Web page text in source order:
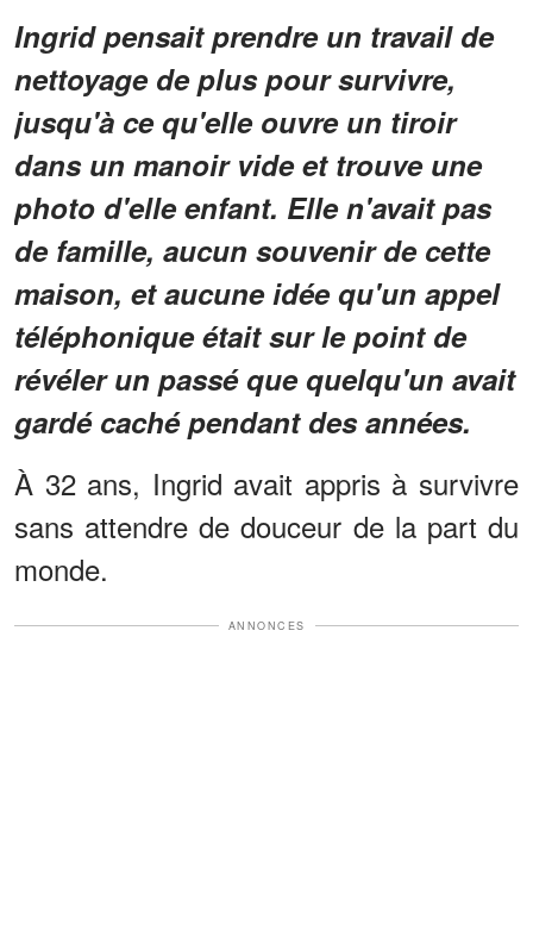
Ingrid pensait prendre un travail de
nettoyage de plus pour survivre,
jusqu'à ce qu'elle ouvre un tiroir
dans un manoir vide et trouve une
photo d'elle enfant. Elle n'avait pas
de famille, aucun souvenir de cette
maison, et aucune idée qu'un appel
téléphonique était sur le point de
révéler un passé que quelqu'un avait
gardé caché pendant des années.
À 32 ans, Ingrid avait appris à survivre
sans attendre de douceur de la part du
monde.
ANNONCES